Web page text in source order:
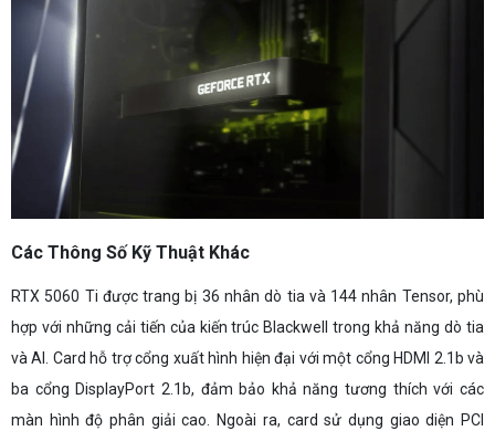
Các Thông Số Kỹ Thuật Khác
RTX 5060 Ti được trang bị 36 nhân dò tia và 144 nhân Tensor, phù
hợp với những cải tiến của kiến trúc Blackwell trong khả năng dò tia
và AI. Card hỗ trợ cổng xuất hình hiện đại với một cổng HDMI 2.1b và
ba cổng DisplayPort 2.1b, đảm bảo khả năng tương thích với các
màn hình độ phân giải cao. Ngoài ra, card sử dụng giao diện PCI